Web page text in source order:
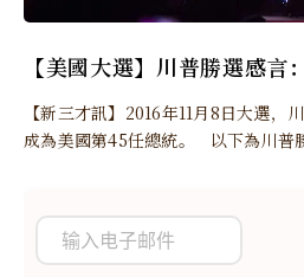
【美國大選】川普勝選感言
【新三才訊】2016年11月8日大選，
成為美國第45任總統。